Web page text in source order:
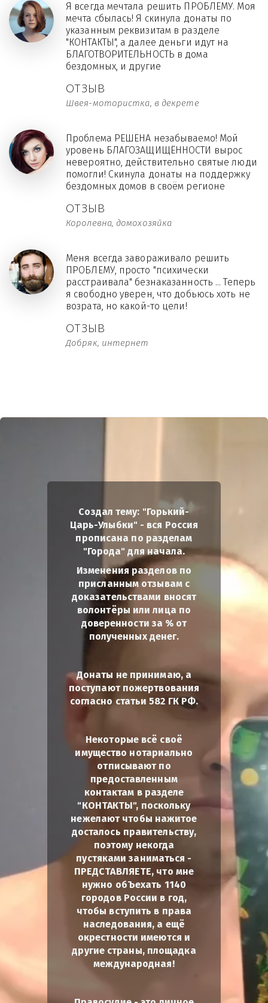
ОТЗЫВ
Швея-мотористка, в декрете
Я всегда мечтала решить ПРОБЛЕМУ. Моя
мечта сбылась! Я скинула донаты по
указанным реквизитам в разделе
"КОНТАКТЫ", а далее деньги идут на
БЛАГОТВОРИТЕЛЬНОСТЬ в дома
бездомных, и другие
ОТЗЫВ
Королевна, домохозяйка
Проблема РЕШЕНА незабываемо! Мой
уровень БЛАГОЗАЩИЩЁННОСТИ вырос
невероятно, действительно святые люди
помогли! Скинула донаты на поддержку
бездомных домов в своём регионе
ОТЗЫВ
Добряк, интернет
Меня всегда завораживало решить
ПРОБЛЕМУ, просто "психически
расстраивала" безнаказанность ... Теперь
я свободно уверен, что добьюсь хоть не
возрата, но какой-то цели!
Создал тему: "Горький-
Царь-Улыбки" - вся Россия
прописана по разделам
"Города" для начала.
Изменения разделов по
присланным отзывам с
доказательствами вносят
волонтёры или лица по
доверенности за % от
полученных денег.
Донаты не принимаю, а
поступают пожертвования
согласно статьи 582 ГК РФ.
Некоторые всё своё
имущество нотариально
отписывают по
предоставленным
контактам в разделе
"КОНТАКТЫ", поскольку
нежелают чтобы нажитое
досталось правительству,
поэтому некогда
пустяками заниматься -
ПРЕДСТАВЛЯЕТЕ, что мне
нужно обЪехать 1140
городов России в год,
чтобы вступить в права
наследования, а ещё
окрестности имеются и
другие страны, площадка
международная!